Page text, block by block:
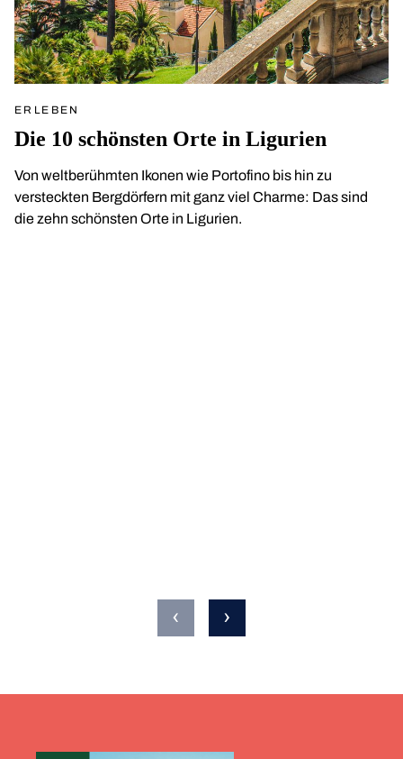
ERLEBEN
Die 10 schönsten Orte in Ligurien
Von weltberühmten Ikonen wie Portofino bis hin zu
versteckten Bergdörfern mit ganz viel Charme: Das sind
die zehn schönsten Orte in Ligurien.